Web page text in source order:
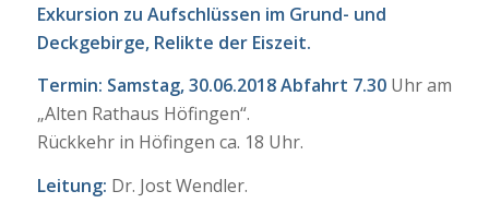
Exkursion zu Aufschlüssen im Grund- und
Deckgebirge, Relikte der Eiszeit.
Termin: Samstag, 30.06.2018 Abfahrt 7.30Uhr am
„Alten Rathaus Höfingen“.
Rückkehr in Höfingen ca. 18 Uhr.
Leitung: Dr. Jost Wendler.